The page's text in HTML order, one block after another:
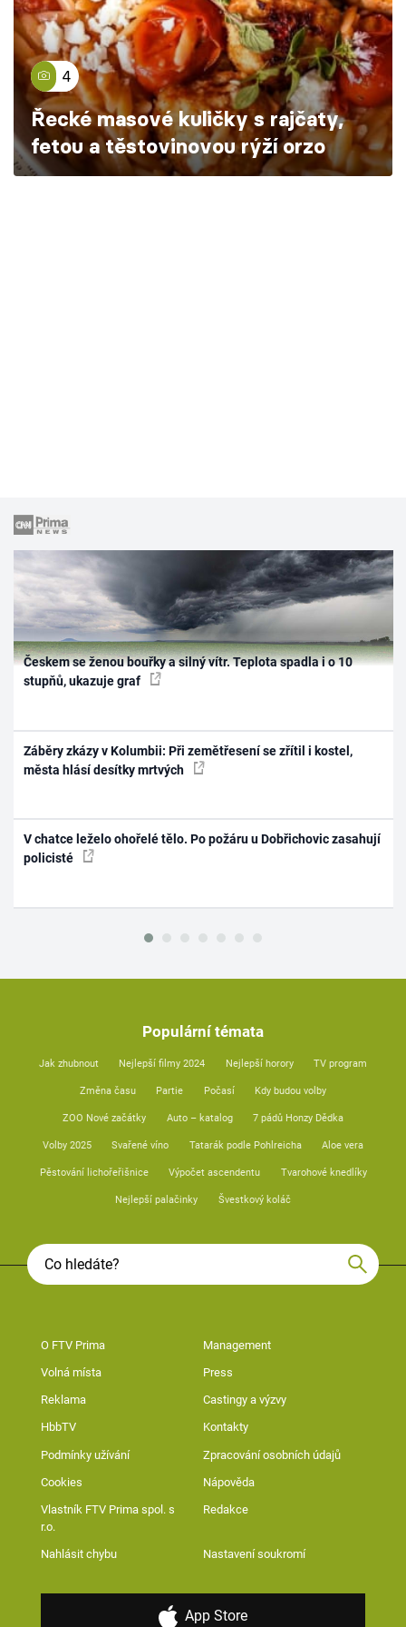
Škola vaření
Recepty z TV
Speciál: Cuketa
Těhotnej kuchař
4
Řecké masové kuličky s rajčaty,
fetou a těstovinovou rýží orzo
Českem se ženou bouřky a silný vítr. Teplota spadla i o 10
stupňů, ukazuje graf
Záběry zkázy v Kolumbii: Při zemětřesení se zřítil i kostel,
města hlásí desítky mrtvých
V chatce leželo ohořelé tělo. Po požáru u Dobřichovic zasahují
policisté
Populární témata
Jak zhubnout Nejlepší filmy 2024 Nejlepší horory TV program
Změna času Partie Počasí Kdy budou volby
ZOO Nové začátky Auto – katalog 7 pádů Honzy Dědka
Volby 2025 Svařené víno Tatarák podle Pohlreicha Aloe vera
Pěstování lichořeřišnice Výpočet ascendentu Tvarohové knedlíky
Nejlepší palačinky Švestkový koláč
O FTV Prima Management
Volná místa Press
Reklama Castingy a výzvy
HbbTV Kontakty
Podmínky užívání Zpracování osobních údajů
Cookies Nápověda
Vlastník FTV Prima spol. s
r.o.
Redakce
Nahlásit chybu Nastavení soukromí
App Store